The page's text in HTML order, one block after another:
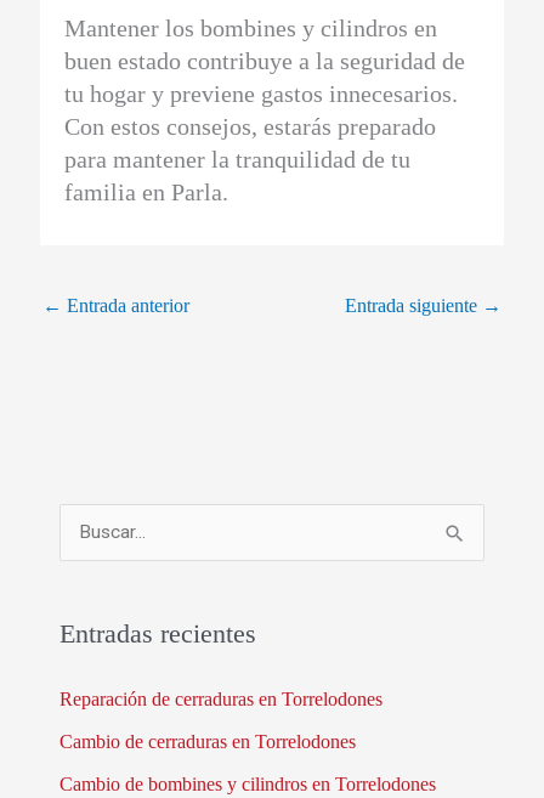
Mantener los bombines y cilindros en
buen estado contribuye a la seguridad de
tu hogar y previene gastos innecesarios.
Con estos consejos, estarás preparado
para mantener la tranquilidad de tu
familia en Parla.
← Entrada anterior Entrada siguiente →
u
c
r
p
o
Entradas recientes
Reparación de cerraduras en Torrelodones
Cambio de cerraduras en Torrelodones
Cambio de bombines y cilindros en Torrelodones